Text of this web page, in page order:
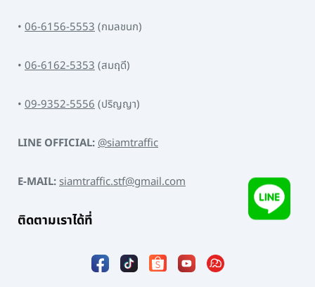
• 06-6156-5553(กมลชนก)
• 06-6162-5353(สมฤดี)
• 09-9352-5556(ปริญญา)
LINE OFFICIAL:@siamtraffic
E-MAIL:siamtraffic.stf@gmail.com
ติดตามเราได้ที่